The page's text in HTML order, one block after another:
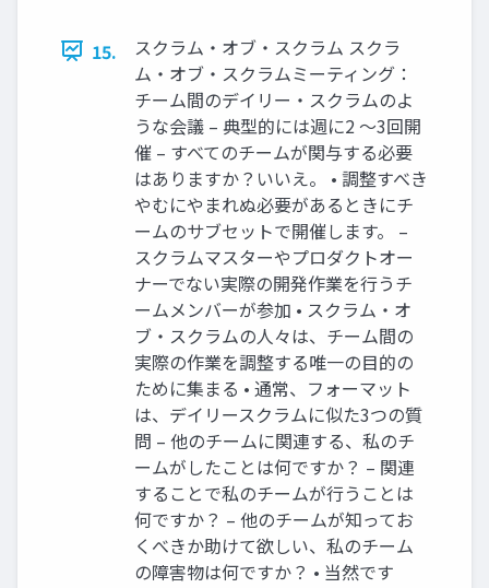
15.
スクラム・オブ・スクラム スクラ
ム・オブ・スクラムミーティング：
チーム間のデイリー・スクラムのよ
うな会議 – 典型的には週に2 〜3回開
催 – すべてのチームが関与する必要
はありますか？いいえ。 • 調整すべき
やむにやまれぬ必要があるときにチ
ームのサブセットで開催します。 –
スクラムマスターやプロダクトオー
ナーでない実際の開発作業を行うチ
ームメンバーが参加 • スクラム・オ
ブ・スクラムの人々は、チーム間の
実際の作業を調整する唯一の目的の
ために集まる • 通常、フォーマット
は、デイリースクラムに似た3つの質
問 – 他のチームに関連する、私のチ
ームがしたことは何ですか？ – 関連
することで私のチームが行うことは
何ですか？ – 他のチームが知ってお
くべきか助けて欲しい、私のチーム
の障害物は何ですか？ • 当然です